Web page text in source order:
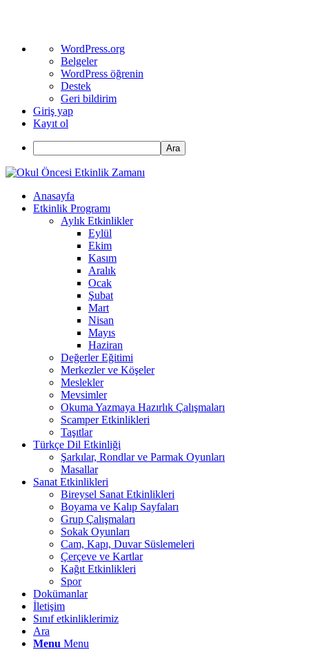
WordPress
hakkında
WordPress.org
Belgeler
WordPress öğrenin
Destek
Geri bildirim
Giriş yap
Kayıt ol
Ara
Anasayfa
Etkinlik Programı
Aylık Etkinlikler
Eylül
Ekim
Kasım
Aralık
Ocak
Şubat
Mart
Nisan
Mayıs
Haziran
Değerler Eğitimi
Merkezler ve Köşeler
Meslekler
Mevsimler
Okuma Yazmaya Hazırlık Çalışmaları
Scamper Etkinlikleri
Taşıtlar
Türkçe Dil Etkinliği
Şarkılar, Rondlar ve Parmak Oyunları
Masallar
Sanat Etkinlikleri
Bireysel Sanat Etkinlikleri
Boyama ve Kalıp Sayfaları
Grup Çalışmaları
Sokak Oyunları
Cam, Kapı, Duvar Süslemeleri
Çerçeve ve Kartlar
Kağıt Etkinlikleri
Spor
Dokümanlar
İletişim
Sınıf etkinliklerimiz
Ara
Menu Menu